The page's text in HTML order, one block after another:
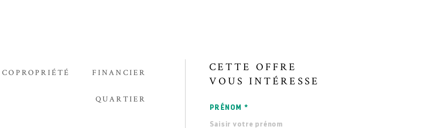
COPROPRIÉTÉ FINANCIER
QUARTIER
CETTE OFFRE
VOUS INTÉRESSE
PRÉNOM *